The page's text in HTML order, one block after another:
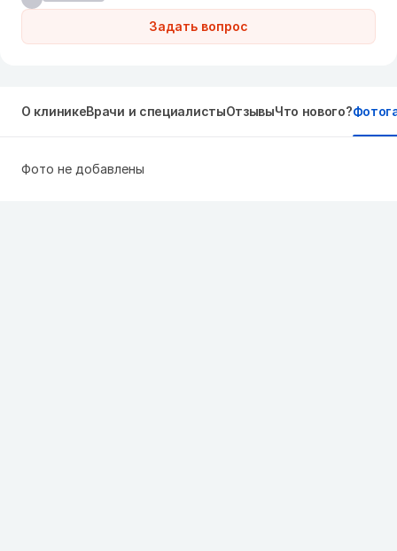
Задать вопрос
О клиникеВрачи и специалистыОтзывыЧто нового?
Фото не добавлены